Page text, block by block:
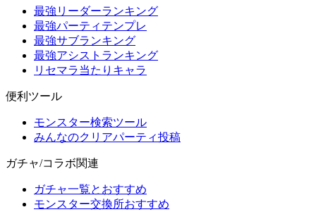
最強リーダーランキング
最強パーティテンプレ
最強サブランキング
最強アシストランキング
リセマラ当たりキャラ
便利ツール
モンスター検索ツール
みんなのクリアパーティ投稿
ガチャ/コラボ関連
ガチャ一覧とおすすめ
モンスター交換所おすすめ